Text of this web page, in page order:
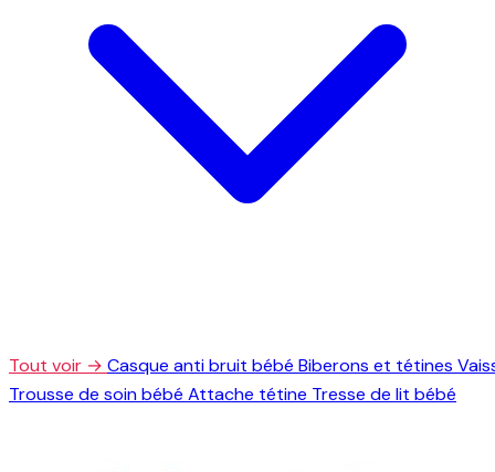
Tout voir → Casque anti bruit bébé Biberons et tétines
Trousse de soin bébé Attache tétine Tresse de lit bébé